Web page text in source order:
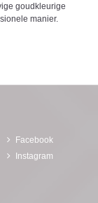
goudkleurige
manier.
Facebook
Instagram